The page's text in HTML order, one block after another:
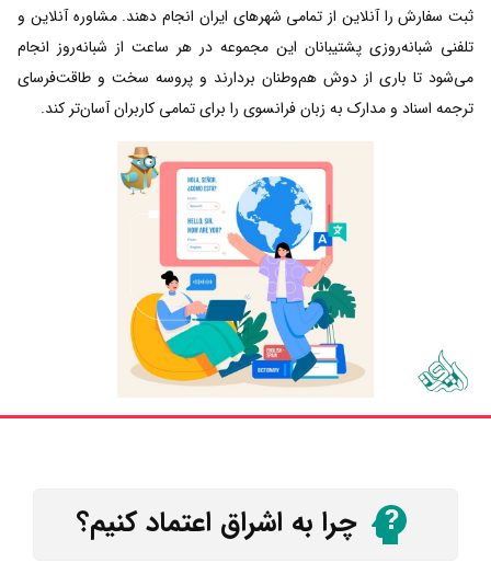
ثبت سفارش را آنلاین از تمامی شهرهای ایران انجام دهند. مشاوره آنلاین و
تلفنی شبانه‌روزی پشتیبانان این مجموعه در هر ساعت از شبانه‌روز انجام
می‌شود تا باری از دوش هم‌وطنان بردارند و پروسه سخت و طاقت‌فرسای
ترجمه اسناد و مدارک به زبان فرانسوی را برای تمامی کاربران آسان‌تر کند.
چرا به اشراق اعتماد کنیم؟